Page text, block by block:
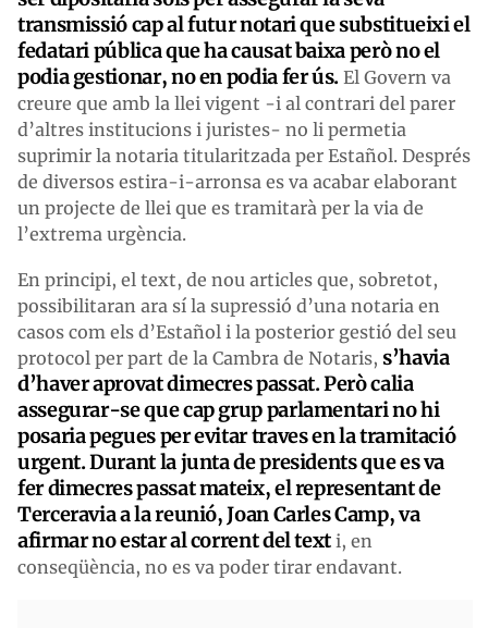
transmissió cap al futur notari que substitueixi el
fedatari pública que ha causat baixa però no el
podia gestionar, no en podia fer ús. El Govern va
creure que amb la llei vigent -i al contrari del parer
d’altres institucions i juristes- no li permetia
suprimir la notaria titularitzada per Estañol. Després
de diversos estira-i-arronsa es va acabar elaborant
un projecte de llei que es tramitarà per la via de
l’extrema urgència.
En principi, el text, de nou articles que, sobretot,
possibilitaran ara sí la supressió d’una notaria en
casos com els d’Estañol i la posterior gestió del seu
protocol per part de la Cambra de Notaris, s’havia
d’haver aprovat dimecres passat. Però calia
assegurar-se que cap grup parlamentari no hi
posaria pegues per evitar traves en la tramitació
urgent. Durant la junta de presidents que es va
fer dimecres passat mateix, el representant de
Terceravia a la reunió, Joan Carles Camp, va
afirmar no estar al corrent del text i, en
conseqüència, no es va poder tirar endavant.